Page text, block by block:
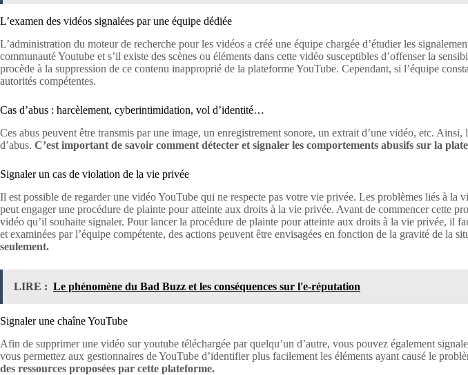
L’examen des vidéos signalées par une équipe dédiée
L’administration du moteur de recherche pour les vidéos a créé une équipe chargée d’étudier les
communauté Youtube et s’il existe des scènes ou éléments dans cette vidéo susceptibles d’offenser la
procède à la suppression de ce contenu inapproprié de la plateforme YouTube. Cependant, si l’équipe
autorités compétentes.
Cas d’abus : harcèlement, cyberintimidation, vol d’identité…
Ces abus peuvent être transmis par une image, un enregistrement sonore, un extrait d’une vidéo, etc.
d’abus. C’est important de savoir comment détecter et signaler les comportements abusifs sur la
Signaler un cas de violation de la vie privée
Il est possible de regarder une vidéo YouTube qui ne respecte pas votre vie privée. Les problèmes liés à
peut engager une procédure de plainte pour atteinte aux droits à la vie privée. Avant de commencer cette
vidéo qu’il souhaite signaler. Pour lancer la procédure de plainte pour atteinte aux droits à la vie privée, il
et examinées par l’équipe compétente, des actions peuvent être envisagées en fonction de la gravité de la
seulement.
LIRE : Le phénomène du Bad Buzz et les conséquences sur l'e-réputation
Signaler une chaîne YouTube
Afin de supprimer une vidéo sur youtube téléchargée par quelqu’un d’autre, vous pouvez également
vous permettez aux gestionnaires de YouTube d’identifier plus facilement les éléments ayant causé le
des ressources proposées par cette plateforme.